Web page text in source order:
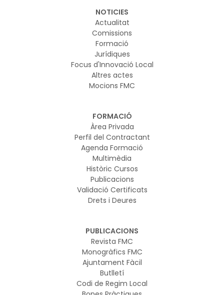
NOTICIES
Actualitat
Comissions
Formació
Jurídiques
Focus d'Innovació Local
Altres actes
Mocions FMC
FORMACIÓ
Àrea Privada
Perfil del Contractant
Agenda Formació
Multimèdia
Històric Cursos
Publicacions
Validació Certificats
Drets i Deures
PUBLICACIONS
Revista FMC
Monogràfics FMC
Ajuntament Fàcil
Butlletí
Codi de Regim Local